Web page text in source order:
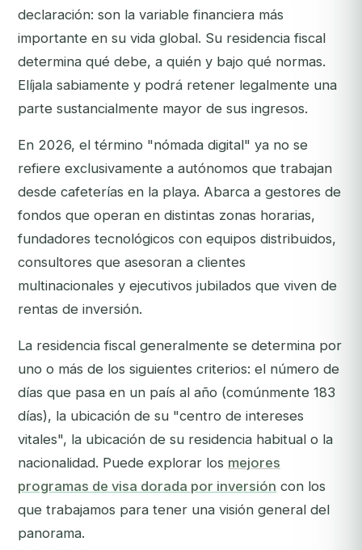
declaración: son la variable financiera más
importante en su vida global. Su residencia fiscal
determina qué debe, a quién y bajo qué normas.
Elíjala sabiamente y podrá retener legalmente una
parte sustancialmente mayor de sus ingresos.
En 2026, el término "nómada digital" ya no se
refiere exclusivamente a autónomos que trabajan
desde cafeterías en la playa. Abarca a gestores de
fondos que operan en distintas zonas horarias,
fundadores tecnológicos con equipos distribuidos,
consultores que asesoran a clientes
multinacionales y ejecutivos jubilados que viven de
rentas de inversión.
La residencia fiscal generalmente se determina por
uno o más de los siguientes criterios: el número de
días que pasa en un país al año (comúnmente 183
días), la ubicación de su "centro de intereses
vitales", la ubicación de su residencia habitual o la
nacionalidad. Puede explorar los mejores
programas de visa dorada por inversión con los
que trabajamos para tener una visión general del
panorama.